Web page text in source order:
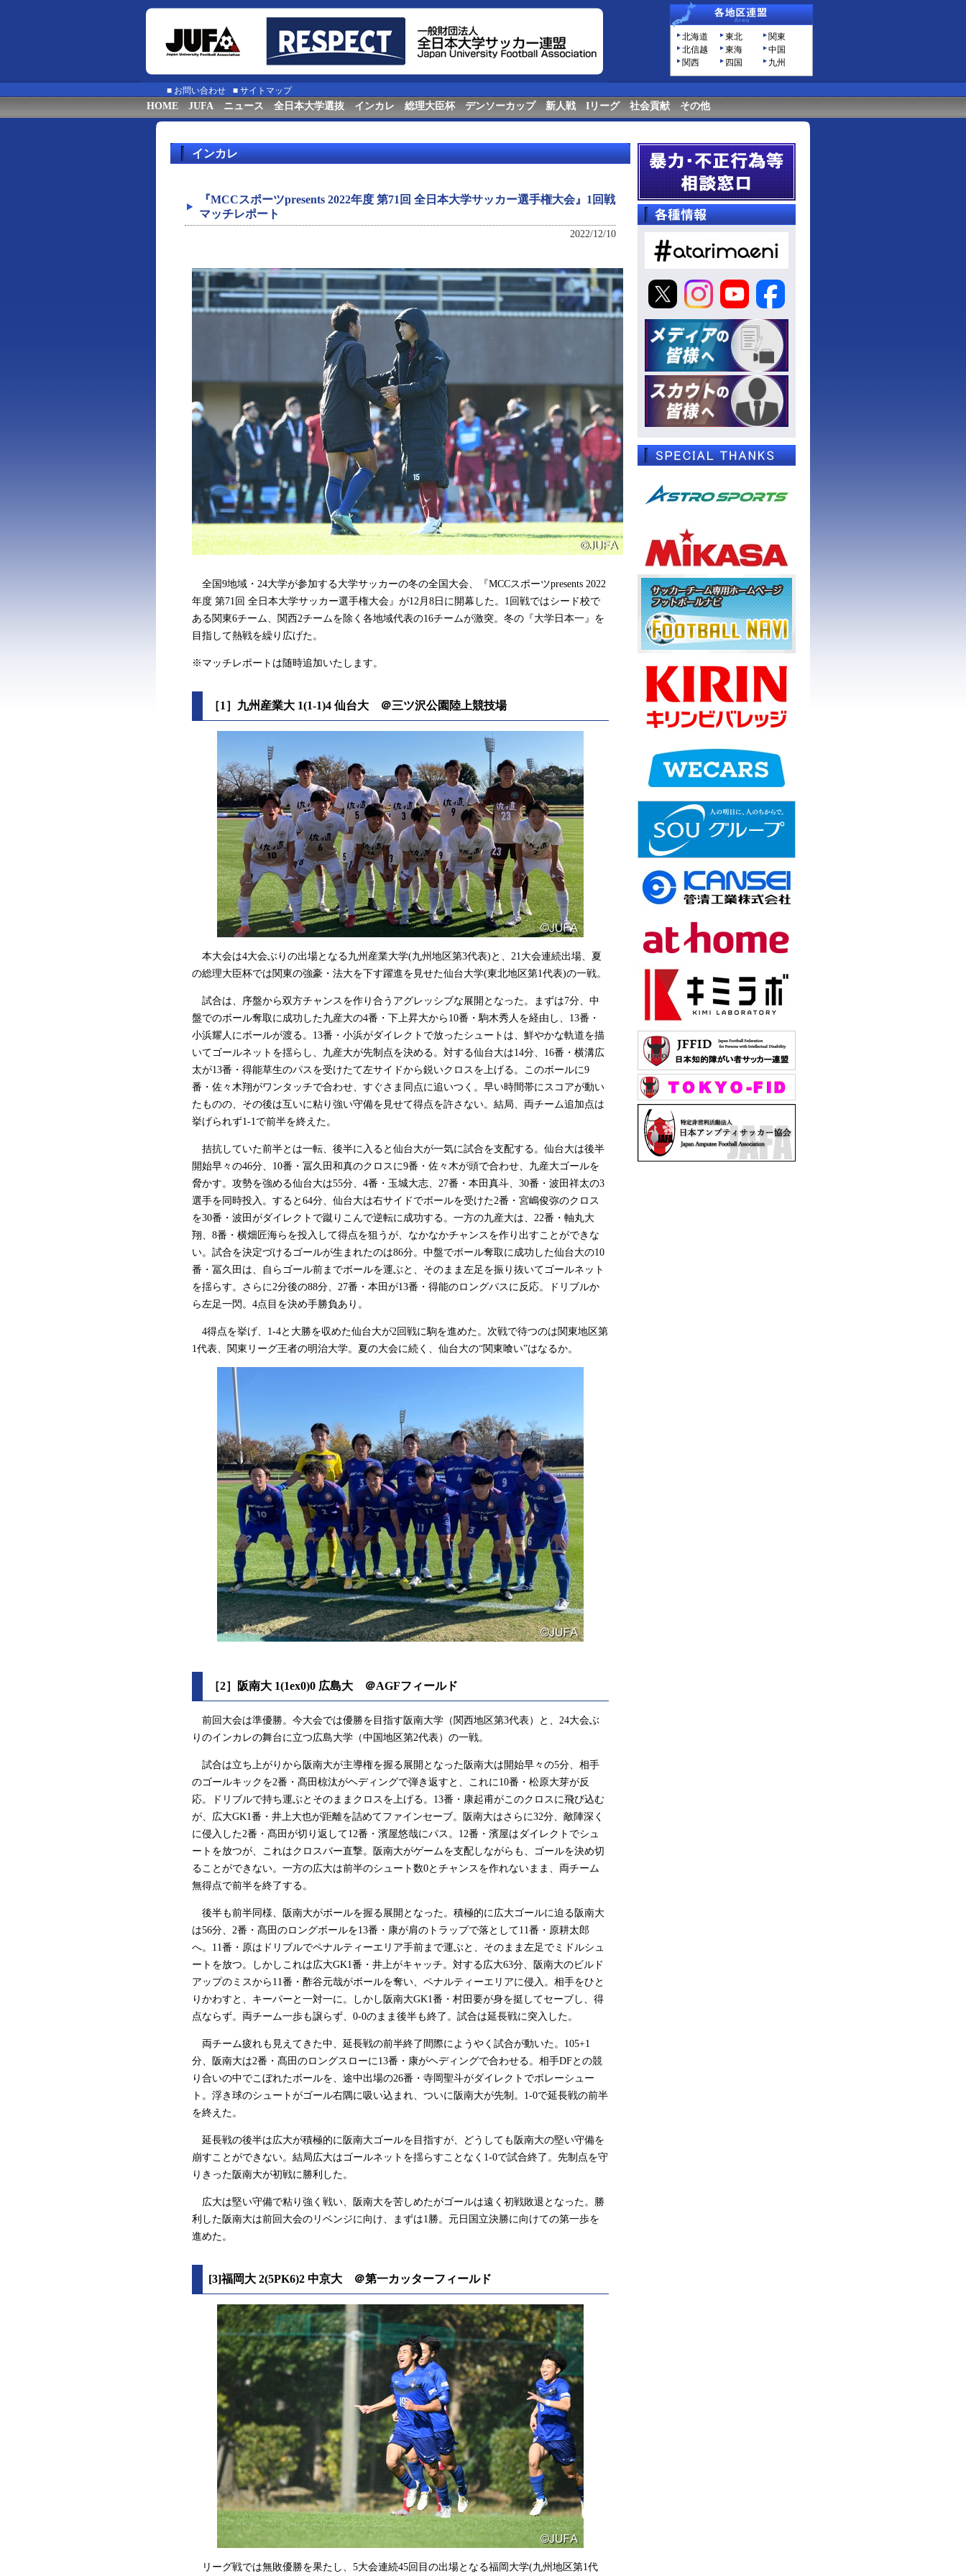
北海道 東北
関東
北信越
東海
中国
関西
四国 九州
■ お問い合わせ ■ サイトマップ
HOME JUFA ニュース 全日本大学選抜 インカレ 総理大臣杯 デンソーカップ 新人戦 Iリーグ 社会貢献 その他
インカレ
『MCCスポーツpresents 2022年度 第71回 全⽇本⼤学サッカー選⼿権⼤会』1回戦
マッチレポート
2022/12/10
全国9地域・24大学が参加する大学サッカーの冬の全国大会、『MCCスポーツpresents 2022
年度 第71回 全⽇本⼤学サッカー選⼿権⼤会』が12月8日に開幕した。1回戦ではシード校で
ある関東6チーム、関西2チームを除く各地域代表の16チームが激突。冬の『大学日本一』を
目指して熱戦を繰り広げた。
※マッチレポートは随時追加いたします。
［1］九州産業大 1(1-1)4 仙台大 ＠三ツ沢公園陸上競技場
本大会は4大会ぶりの出場となる九州産業大学(九州地区第3代表)と、21大会連続出場、夏
の総理大臣杯では関東の強豪・法大を下す躍進を見せた仙台大学(東北地区第1代表)の一戦。
試合は、序盤から双方チャンスを作り合うアグレッシブな展開となった。まずは7分、中
盤でのボール奪取に成功した九産大の4番・下上昇大から10番・駒木秀人を経由し、13番・
小浜耀人にボールが渡る。13番・小浜がダイレクトで放ったシュートは、鮮やかな軌道を描
いてゴールネットを揺らし、九産大が先制点を決める。対する仙台大は14分、16番・横溝広
太が13番・得能草生のパスを受けたて左サイドから鋭いクロスを上げる。このボールに9
番・佐々木翔がワンタッチで合わせ、すぐさま同点に追いつく。早い時間帯にスコアが動い
たものの、その後は互いに粘り強い守備を見せて得点を許さない。結局、両チーム追加点は
挙げられず1-1で前半を終えた。
拮抗していた前半とは一転、後半に入ると仙台大が一気に試合を支配する。仙台大は後半
開始早々の46分、10番・冨久田和真のクロスに9番・佐々木が頭で合わせ、九産大ゴールを
脅かす。攻勢を強める仙台大は55分、4番・玉城大志、27番・本田真斗、30番・波田祥太の3
選手を同時投入。すると64分、仙台大は右サイドでボールを受けた2番・宮嶋俊弥のクロス
を30番・波田がダイレクトで蹴りこんで逆転に成功する。一方の九産大は、22番・軸丸大
翔、8番・横畑匠海らを投入して得点を狙うが、なかなかチャンスを作り出すことができな
い。試合を決定づけるゴールが生まれたのは86分。中盤でボール奪取に成功した仙台大の10
番・冨久田は、自らゴール前までボールを運ぶと、そのまま左足を振り抜いてゴールネット
を揺らす。さらに2分後の88分、27番・本田が13番・得能のロングパスに反応。ドリブルか
ら左足一閃。4点目を決め手勝負あり。
4得点を挙げ、1-4と大勝を収めた仙台大が2回戦に駒を進めた。次戦で待つのは関東地区第
1代表、関東リーグ王者の明治大学。夏の大会に続く、仙台大の“関東喰い”はなるか。
［2］阪南大 1(1ex0)0 広島大 ＠AGFフィールド
前回大会は準優勝。今大会では優勝を目指す阪南大学（関西地区第3代表）と、24大会ぶ
りのインカレの舞台に立つ広島大学（中国地区第2代表）の一戦。
試合は立ち上がりから阪南大が主導権を握る展開となった阪南大は開始早々の5分、相手
のゴールキックを2番・髙田椋汰がヘディングで弾き返すと、これに10番・松原大芽が反
応。ドリブルで持ち運ぶとそのままクロスを上げる。13番・康起甫がこのクロスに飛び込む
が、広大GK1番・井上大也が距離を詰めてファインセーブ。阪南大はさらに32分、敵陣深く
に侵入した2番・髙田が切り返して12番・濱屋悠哉にパス。12番・濱屋はダイレクトでシュ
ートを放つが、これはクロスバー直撃。阪南大がゲームを支配しながらも、ゴールを決め切
ることができない。一方の広大は前半のシュート数0とチャンスを作れないまま、両チーム
無得点で前半を終了する。
後半も前半同様、阪南大がボールを握る展開となった。積極的に広大ゴールに迫る阪南大
は56分、2番・髙田のロングボールを13番・康が肩のトラップで落として11番・原耕太郎
へ。11番・原はドリブルでペナルティーエリア手前まで運ぶと、そのまま左足でミドルシュ
ートを放つ。しかしこれは広大GK1番・井上がキャッチ。対する広大63分、阪南大のビルド
アップのミスから11番・酢谷元哉がボールを奪い、ペナルティーエリアに侵入。相手をひと
りかわすと、キーパーと一対一に。しかし阪南大GK1番・村田要が身を挺してセーブし、得
点ならず。両チーム一歩も譲らず、0-0のまま後半も終了。試合は延長戦に突入した。
両チーム疲れも見えてきた中、延長戦の前半終了間際にようやく試合が動いた。105+1
分、阪南大は2番・髙田のロングスローに13番・康がヘディングで合わせる。相手DFとの競
り合いの中でこぼれたボールを、途中出場の26番・寺岡聖斗がダイレクトでボレーシュー
ト。浮き球のシュートがゴール右隅に吸い込まれ、ついに阪南大が先制。1-0で延長戦の前半
を終えた。
延長戦の後半は広大が積極的に阪南大ゴールを目指すが、どうしても阪南大の堅い守備を
崩すことができない。結局広大はゴールネットを揺らすことなく1-0で試合終了。先制点を守
りきった阪南大が初戦に勝利した。
広大は堅い守備で粘り強く戦い、阪南大を苦しめたがゴールは遠く初戦敗退となった。勝
利した阪南大は前回大会のリベンジに向け、まずは1勝。元日国立決勝に向けての第一歩を
進めた。
[3]福岡大 2(5PK6)2 中京大 ＠第一カッターフィールド
リーグ戦では無敗優勝を果たし、5大会連続45回目の出場となる福岡大学(九州地区第1代